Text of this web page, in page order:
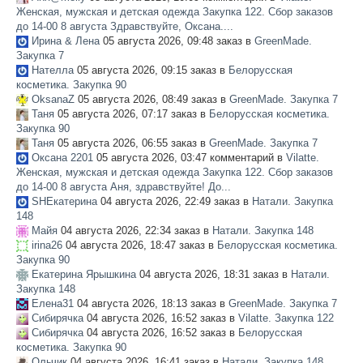
ПОМОЩЬ
ОТЗЫВЫ
О НАС
Женская, мужская и детская одежда Закупка 122. Сбор заказов
до 14-00 8 августа Здравствуйте, Оксана....
Ирина & Лена05 августа 2026, 09:48 заказ в GreenMade.
Закупка 7
Нателла05 августа 2026, 09:15 заказ в Белорусская
косметика. Закупка 90
OksanaZ 05 августа 2026, 08:49 заказ в GreenMade. Закупка 7
Таня 05 августа 2026, 07:17 заказ в Белорусская косметика.
Закупка 90
Таня 05 августа 2026, 06:55 заказ в GreenMade. Закупка 7
Оксана 2201 05 августа 2026, 03:47 комментарий в Vilatte.
Женская, мужская и детская одежда Закупка 122. Сбор заказов
до 14-00 8 августа Аня, здравствуйте! До...
SHЕкатерина04 августа 2026, 22:49 заказ в Натали. Закупка
148
Майя 04 августа 2026, 22:34 заказ в Натали. Закупка 148
irina26 04 августа 2026, 18:47 заказ в Белорусская косметика.
Закупка 90
Екатерина Ярышкина04 августа 2026, 18:31 заказ в Натали.
Закупка 148
Елена31 04 августа 2026, 18:13 заказ в GreenMade. Закупка 7
Сибирячка04 августа 2026, 16:52 заказ в Vilatte. Закупка 122
Сибирячка04 августа 2026, 16:52 заказ в Белорусская
косметика. Закупка 90